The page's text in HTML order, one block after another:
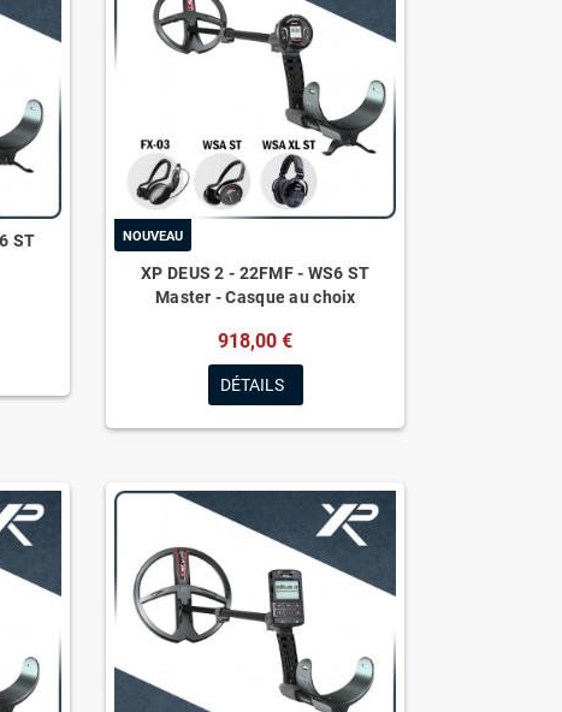
ST
NOUVEAU
XP DEUS 2 - 22FMF - WS6 ST
Master - Casque au choix
918,00 €
DÉTAILS